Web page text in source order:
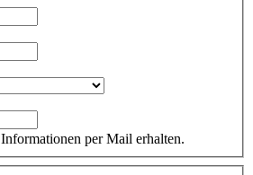
Ich möchte weitere Informationen per Mail erhalten.